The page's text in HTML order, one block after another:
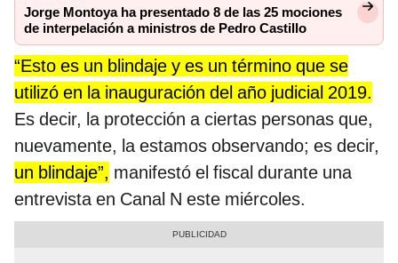
Jorge Montoya ha presentado 8 de las 25 mociones
de interpelación a ministros de Pedro Castillo
“Esto es un blindaje y es un término que se
utilizó en la inauguración del año judicial 2019.
Es decir, la protección a ciertas personas que,
nuevamente, la estamos observando; es decir,
un blindaje”, manifestó el fiscal durante una
entrevista en Canal N este miércoles.